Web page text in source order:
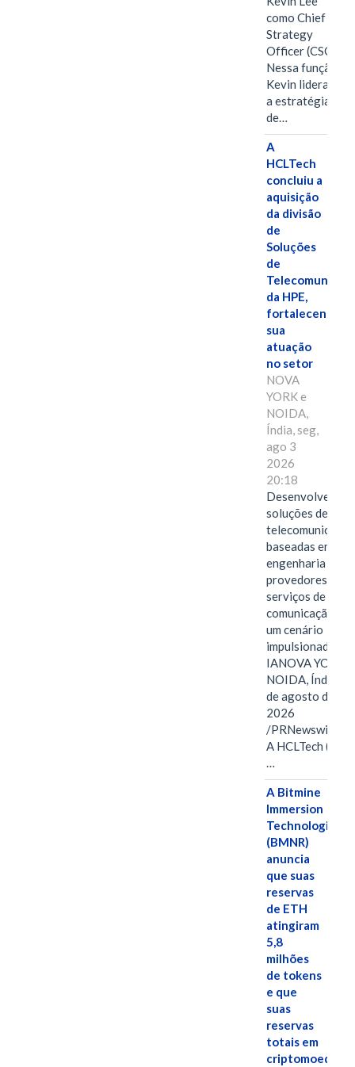
como Chief
Strategy
Officer (CSO).
Nessa função,
Kevin liderará
a estratégia
de…
A
HCLTech
concluiu a
aquisição
da divisão
de
Soluções
de
da HPE,
fortalecendo
sua
atuação
no setor
NOVA
YORK e
NOIDA,
Índia, seg,
ago 3
2026
20:18
Desenvolvendo
soluções de
baseadas em
engenharia para
provedores de
serviços de
comunicação em
um cenário
impulsionado
IANOVA YORK e
NOIDA, Índia, 3
de agosto de
2026
/PRNewswire/ --
A HCLTech (NSE:
…
A Bitmine
Immersion
Technologies
(BMNR)
anuncia
que suas
reservas
de ETH
atingiram
5,8
milhões
de tokens
e que
suas
reservas
totais em
criptomoedas